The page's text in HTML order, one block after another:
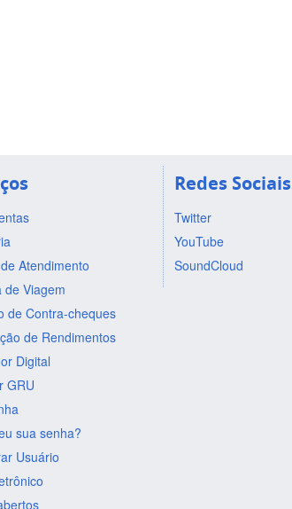
Atendimento
de Viagem
de Contra-cheques
de Rendimentos
Digital
GRU
sua senha?
Usuário
Redes Sociais
Twitter
YouTube
SoundCloud